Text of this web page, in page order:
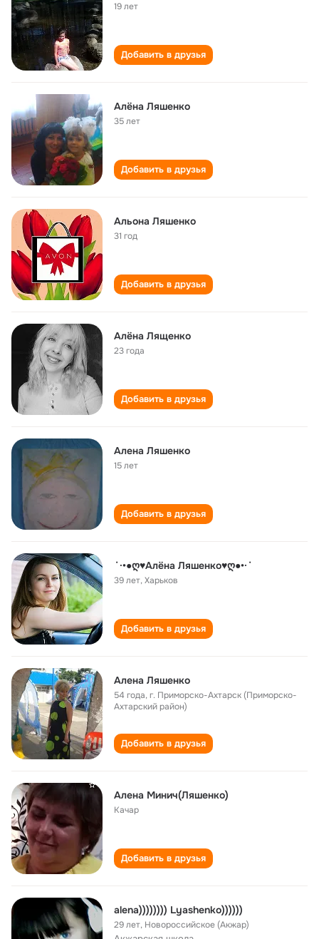
19 лет
Добавить в друзья
Алёна Ляшенко
35 лет
Добавить в друзья
Альона Ляшенко
31 год
Добавить в друзья
Алёна Лященко
23 года
Добавить в друзья
Алена Ляшенко
15 лет
Добавить в друзья
˙·•●ღ♥Алёна Ляшенко♥ღ●•·˙
39 лет,Харьков
Добавить в друзья
Алена Ляшенко
54 года,г. Приморско-Ахтарск (Приморско-
Ахтарский район)
Добавить в друзья
Алена Минич(Ляшенко)
Качар
Добавить в друзья
alena)))))))) Lyashenko))))))
29 лет, Новороссийское (Акжар)